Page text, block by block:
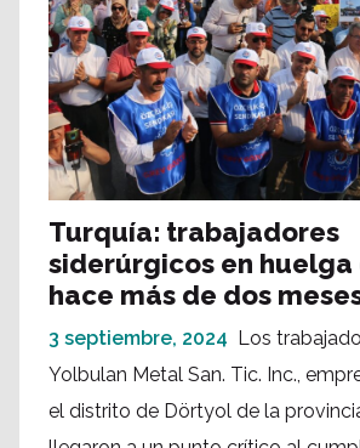
Turquía: trabajadores
siderúrgicos en huelga
hace más de dos
3 septiembre, 2024 Los
Yolbulan Metal San. Tic. Inc.,
el distrito de Dörtyol de la